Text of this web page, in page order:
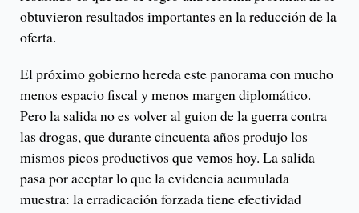
obtuvieron resultados importantes en la reducción de la
oferta.
El próximo gobierno hereda este panorama con mucho
menos espacio fiscal y menos margen diplomático.
Pero la salida no es volver al guion de la guerra contra
las drogas, que durante cincuenta años produjo los
mismos picos productivos que vemos hoy. La salida
pasa por aceptar lo que la evidencia acumulada
muestra: la erradicación forzada tiene efectividad